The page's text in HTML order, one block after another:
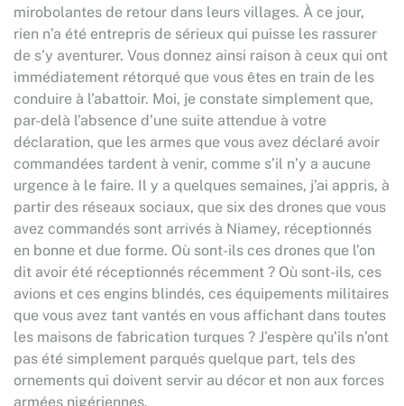
mirobolantes de retour dans leurs villages. À ce jour,
rien n’a été entrepris de sérieux qui puisse les rassurer
de s’y aventurer. Vous donnez ainsi raison à ceux qui ont
immédiatement rétorqué que vous êtes en train de les
conduire à l’abattoir. Moi, je constate simplement que,
par-delà l’absence d’une suite attendue à votre
déclaration, que les armes que vous avez déclaré avoir
commandées tardent à venir, comme s’il n’y a aucune
urgence à le faire. Il y a quelques semaines, j’ai appris, à
partir des réseaux sociaux, que six des drones que vous
avez commandés sont arrivés à Niamey, réceptionnés
en bonne et due forme. Où sont-ils ces drones que l’on
dit avoir été réceptionnés récemment ? Où sont-ils, ces
avions et ces engins blindés, ces équipements militaires
que vous avez tant vantés en vous affichant dans toutes
les maisons de fabrication turques ? J’espère qu’ils n’ont
pas été simplement parqués quelque part, tels des
ornements qui doivent servir au décor et non aux forces
armées nigériennes.